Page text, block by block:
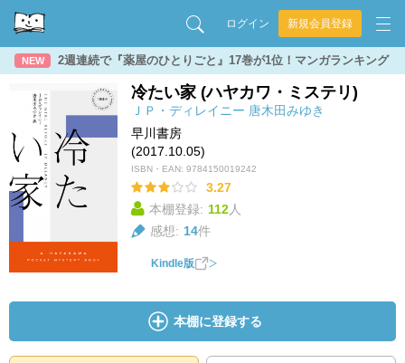
ログイン 新規会員登録
NEW 2週連続で『薬屋のひとりごと』17巻が1位！マンガランキング
冷たい家 (ハヤカワ・ミステリ)
ＪＰ・ディレイニー 唐木田みゆき
早川書房
(2017.10.05)
ISBN・EAN: 9784150019242
3.27
本棚登録: 112人
感想: 14件
Kindle版
本棚に登録する